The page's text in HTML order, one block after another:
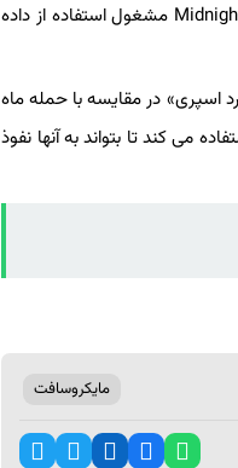
این شرکت در یک پست وبلاگی نوشته است: در هفته های اخیر شواهدی از آن رصد کرده ایم که گروه هکریMidnight Blizzard مشغول استفاده از داده
اسپری» در مقایسه با حمله ماه
می کند تا بتواند به آنها نفوذ
مایکروسافت